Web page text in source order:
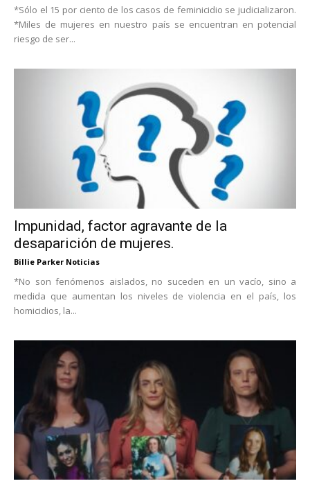
*Sólo el 15 por ciento de los casos de feminicidio se judicializaron.
*Miles de mujeres en nuestro país se encuentran en potencial
riesgo de ser...
Impunidad, factor agravante de la
desaparición de mujeres.
Billie Parker Noticias
*No son fenómenos aislados, no suceden en un vacío, sino a
medida que aumentan los niveles de violencia en el país, los
homicidios, la...